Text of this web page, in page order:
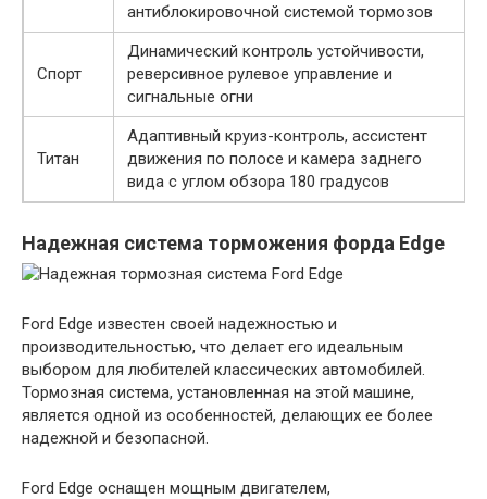
антиблокировочной системой тормозов
Спорт
Динамический контроль устойчивости,
реверсивное рулевое управление и
сигнальные огни
Титан
Адаптивный круиз-контроль, ассистент
движения по полосе и камера заднего
вида с углом обзора 180 градусов
Надежная система торможения форда Edge
Ford Edge известен своей надежностью и
производительностью, что делает его идеальным
выбором для любителей классических автомобилей.
Тормозная система, установленная на этой машине,
является одной из особенностей, делающих ее более
надежной и безопасной.
Ford Edge оснащен мощным двигателем,